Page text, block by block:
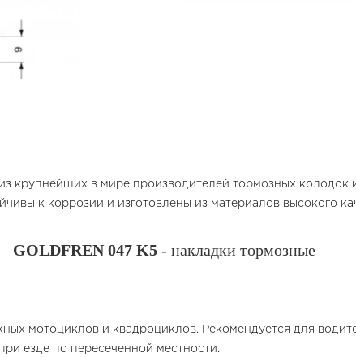
крупнейших в мире производителей тормозных колодок
к коррозии и изготовлены из материалов высокого
GOLDFREN 047 K5- накладки тормозные
мотоциклов и квадроциклов. Рекомендуется для
езде по пересеченной местности.